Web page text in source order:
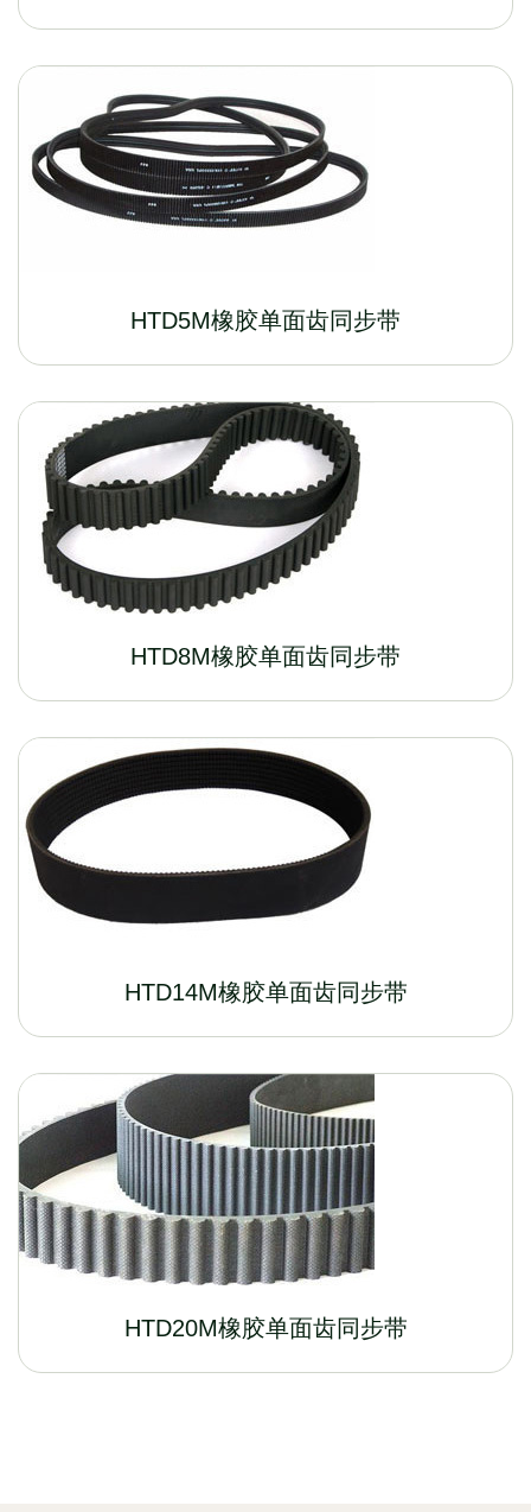
HTD5M橡胶单面齿同步带
HTD8M橡胶单面齿同步带
HTD14M橡胶单面齿同步带
HTD20M橡胶单面齿同步带